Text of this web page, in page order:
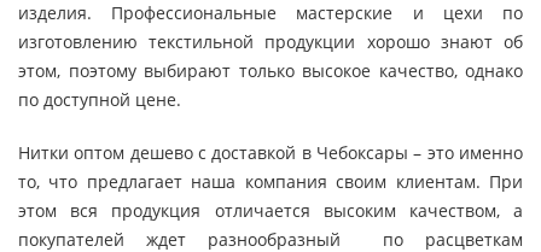
изделия. Профессиональные мастерские и цехи по
изготовлению текстильной продукции хорошо знают об
этом, поэтому выбирают только высокое качество, однако
по доступной цене.
Нитки оптом дешево с доставкой в Чебоксары – это именно
то, что предлагает наша компания своим клиентам. При
этом вся продукция отличается высоким качеством, а
покупателей ждет разнообразный по расцветкам